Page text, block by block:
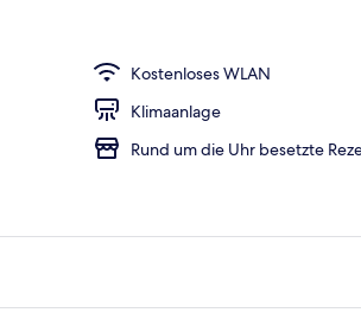
Kostenloses WLAN
Klimaanlage
Rund um die Uhr besetzte